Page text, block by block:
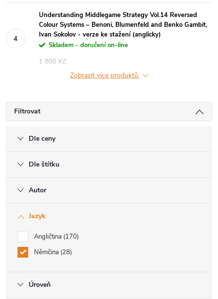
Understanding Middlegame Strategy Vol.14 Reversed
Colour Systems – Benoni, Blumenfeld and Benko Gambit,
Ivan Sokolov - verze ke stažení (anglicky)
Skladem - doručení on-line
1 000 Kč
Zobrazit více produktů
Filtrovat
Dle ceny
Dle štítku
Autor
Jazyk
Angličtina 170
Němčina 28
Úroveň